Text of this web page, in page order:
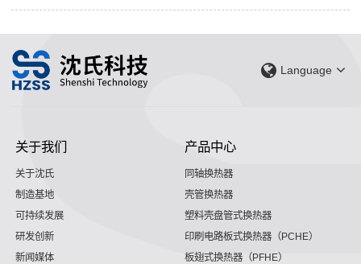
Language
关于我们
关于沈氏
制造基地
可持续发展
研发创新
新闻媒体
产品中心
同轴换热器
壳管换热器
塑料壳盘管式换热器
印刷电路板式换热器（PCHE）
板翅式换热器（PFHE）